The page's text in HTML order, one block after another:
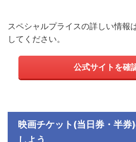
スペシャルプライスの詳しい情報
してください。
公式サイトを確
映画チケット(当日券・半券)
しよう